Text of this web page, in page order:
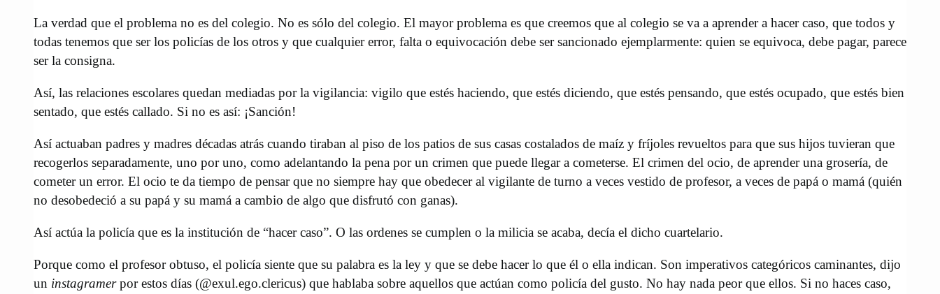
La verdad que el problema no es del colegio. No es sólo del colegio. El mayor problema es que creemos que al colegio se va a aprender a hacer caso, que todos y
todas tenemos que ser los policías de los otros y que cualquier error, falta o equivocación debe ser sancionado ejemplarmente: quien se equivoca, debe pagar, parece
ser la consigna.
Así, las relaciones escolares quedan mediadas por la vigilancia: vigilo que estés haciendo, que estés diciendo, que estés pensando, que estés ocupado, que estés bien
sentado, que estés callado. Si no es así: ¡Sanción!
Así actuaban padres y madres décadas atrás cuando tiraban al piso de los patios de sus casas costalados de maíz y fríjoles revueltos para que sus hijos tuvieran que
recogerlos separadamente, uno por uno, como adelantando la pena por un crimen que puede llegar a cometerse. El crimen del ocio, de aprender una grosería, de
cometer un error. El ocio te da tiempo de pensar que no siempre hay que obedecer al vigilante de turno a veces vestido de profesor, a veces de papá o mamá (quién
no desobedeció a su papá y su mamá a cambio de algo que disfrutó con ganas).
Así actúa la policía que es la institución de “hacer caso”. O las ordenes se cumplen o la milicia se acaba, decía el dicho cuartelario.
Porque como el profesor obtuso, el policía siente que su palabra es la ley y que se debe hacer lo que él o ella indican. Son imperativos categóricos caminantes, dijo
un instagramerpor estos días (@exul.ego.clericus) que hablaba sobre aquellos que actúan como policía del gusto. No hay nada peor que ellos. Si no haces caso,